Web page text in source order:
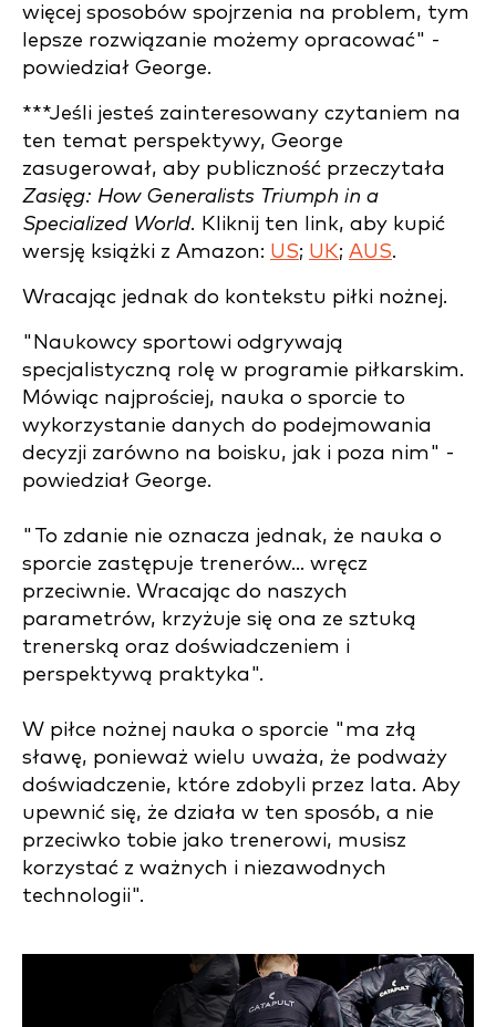
więcej sposobów spojrzenia na problem, tym
lepsze rozwiązanie możemy opracować" -
powiedział George.
***Jeśli jesteś zainteresowany czytaniem na
ten temat perspektywy, George
zasugerował, aby publiczność przeczytała
Zasięg: How Generalists Triumph in a
Specialized World. Kliknij ten link, aby kupić
wersję książki z Amazon: US; UK; AUS.
Wracając jednak do kontekstu piłki nożnej.
"Naukowcy sportowi odgrywają
specjalistyczną rolę w programie piłkarskim.
Mówiąc najprościej, nauka o sporcie to
wykorzystanie danych do podejmowania
decyzji zarówno na boisku, jak i poza nim" -
powiedział George.
"To zdanie nie oznacza jednak, że nauka o
sporcie zastępuje trenerów... wręcz
przeciwnie. Wracając do naszych
parametrów, krzyżuje się ona ze sztuką
trenerską oraz doświadczeniem i
perspektywą praktyka".
W piłce nożnej nauka o sporcie "ma złą
sławę, ponieważ wielu uważa, że podważy
doświadczenie, które zdobyli przez lata. Aby
upewnić się, że działa w ten sposób, a nie
przeciwko tobie jako trenerowi, musisz
korzystać z ważnych i niezawodnych
technologii".